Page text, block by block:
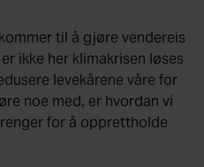
til å gjøre vendereis
ikke her klimakrisen løses
levekårene våre for
noe med, er hvordan vi
for å opprettholde